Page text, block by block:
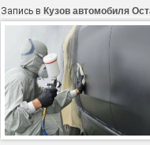
Запись в Кузов автомобиля